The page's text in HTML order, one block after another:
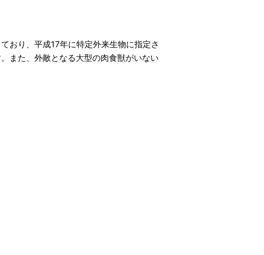
おり、平成17年に特定外来生物に指定さ
また、外敵となる大型の肉食獣がいない